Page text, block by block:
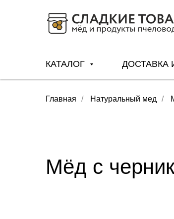
КАТАЛОГ ДОСТАВКА
Главная / Натуральный мед /
Мёд с